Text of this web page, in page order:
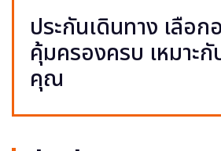
ประกันเดินทาง เลือก
คุ้มครองครบ เหมาะ
คุณ